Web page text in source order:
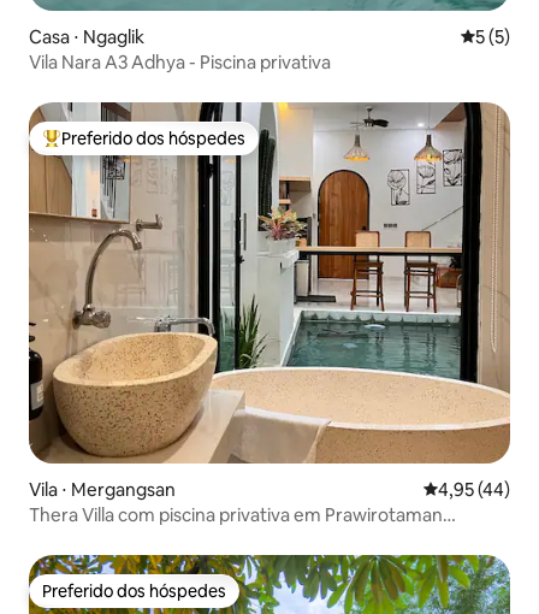
Casa ⋅ Ngaglik 5 de
5 (5)
Vila Nara A3 Adhya - Piscina privativa
Entre os melhores preferidos dos hóspedes
Preferido dos hóspedes
Vila ⋅ Mergangsan 4,95 de uma
4,95 (44)
Thera Villa com piscina privativa em Prawirotaman
Preferido dos hóspedes
Preferido dos hóspedes